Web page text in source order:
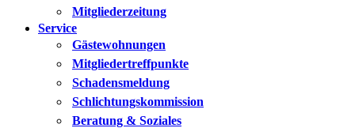
Mitgliederzeitung
Service
Gästewohnungen
Mitgliedertreffpunkte
Schadensmeldung
Schlichtungskommission
Beratung & Soziales